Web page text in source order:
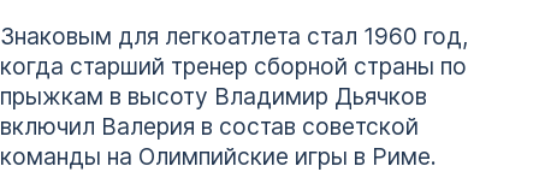
Знаковым для легкоатлета стал 1960 год,
когда старший тренер сборной страны по
прыжкам в высоту Владимир Дьячков
включил Валерия в состав советской
команды на Олимпийские игры в Риме.